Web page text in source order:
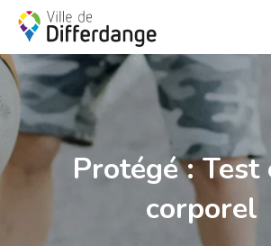
Protégé : Test
corporel